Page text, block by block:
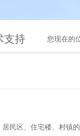
支持 您现在的
居民区、住宅楼、村镇